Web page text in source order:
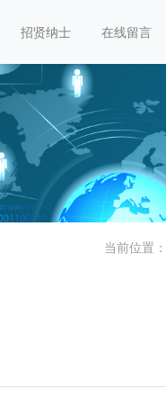
招贤纳士 在线留言
当前位置：